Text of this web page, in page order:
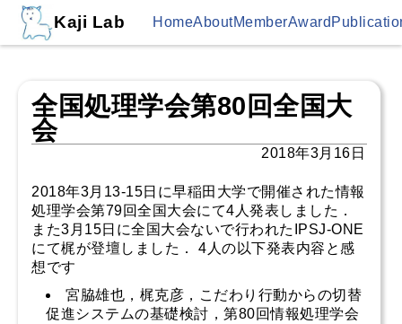
Kaji Lab HomeAboutMemberAward
全国処理学会第80回全国大
会
2018年3月16日
2018年3月13-15日に早稲田大学で開催された情報
処理学会第79回全国大会にて4人発表しました．
また3月15日に全国大会ないで行われたIPSJ-ONE
にて梶が登壇しました． 4人の以下発表内容と感
想です
宮脇雄也，梶克彦，こだわり行動からの切替
促進システムの基礎検討，第80回情報処理学会